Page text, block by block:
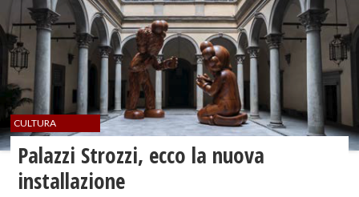
CULTURA
Palazzi Strozzi, ecco la nuova
installazione